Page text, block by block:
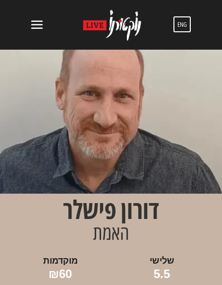
ENG
דורון פישלר
האמת
שלישי
5.5
מוקדמות
₪60